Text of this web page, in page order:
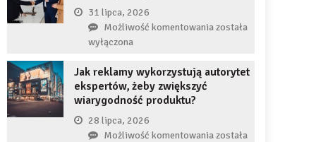
czas
braku
zęba
31 lipca, 2026
Możliwość komentowaniaCzy
chroni
została
wyłączona
Jak reklamy wykorzystują autorytet
ekspertów, żeby zwiększyć
wiarygodność produktu?
28 lipca, 2026
Możliwość komentowaniaJak
została